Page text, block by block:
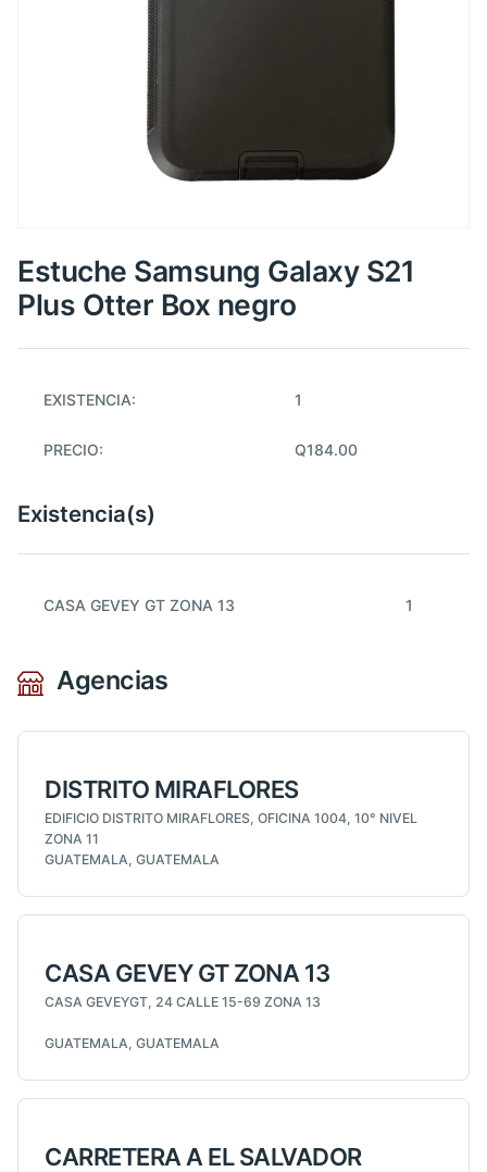
Estuche Samsung Galaxy S21
Plus Otter Box negro
EXISTENCIA: 1
PRECIO: Q184.00
Existencia(s)
CASA GEVEY GT ZONA 13 1
Agencias
DISTRITO MIRAFLORES
EDIFICIO DISTRITO MIRAFLORES, OFICINA 1004, 10° NIVEL
ZONA 11
GUATEMALA, GUATEMALA
CASA GEVEY GT ZONA 13
CASA GEVEYGT, 24 CALLE 15-69 ZONA 13
GUATEMALA, GUATEMALA
CARRETERA A EL SALVADOR